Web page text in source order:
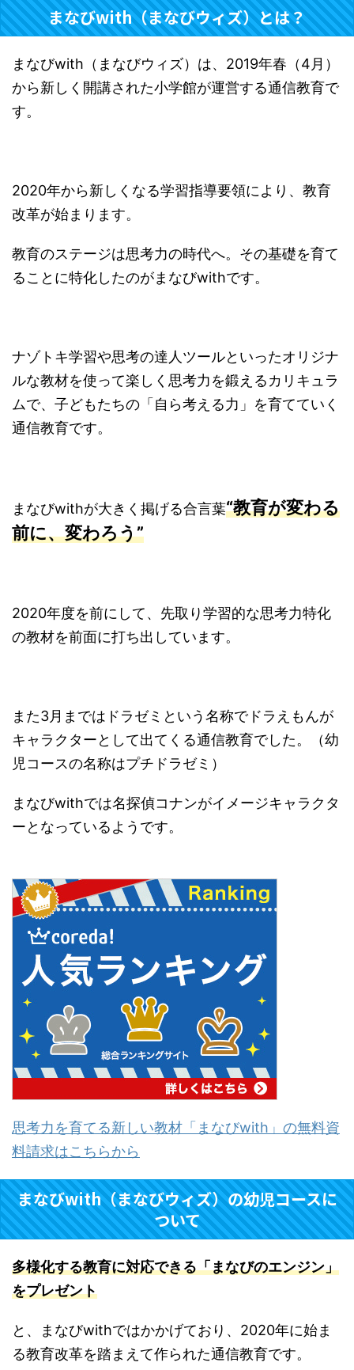
まなびwith（まなびウィズ）とは？
まなびwith（まなびウィズ）は、2019年春（4月）
から新しく開講された小学館が運営する通信教育で
す。
2020年から新しくなる学習指導要領により、教育
改革が始まります。
教育のステージは思考力の時代へ。その基礎を育て
ることに特化したのがまなびwithです。
ナゾトキ学習や思考の達人ツールといったオリジナ
ルな教材を使って楽しく思考力を鍛えるカリキュラ
ムで、子どもたちの「自ら考える力」を育てていく
通信教育です。
まなびwithが大きく掲げる合言葉“教育が変わる
前に、変わろう”
2020年度を前にして、先取り学習的な思考力特化
の教材を前面に打ち出しています。
また3月まではドラゼミという名称でドラえもんが
キャラクターとして出てくる通信教育でした。（幼
児コースの名称はプチドラゼミ）
まなびwithでは名探偵コナンがイメージキャラクタ
ーとなっているようです。
思考力を育てる新しい教材「まなびwith」の無料資
料請求はこちらから
まなびwith（まなびウィズ）の幼児コースに
ついて
多様化する教育に対応できる「まなびのエンジン」
をプレゼント
と、まなびwithではかかげており、2020年に始ま
る教育改革を踏まえて作られた通信教育です。